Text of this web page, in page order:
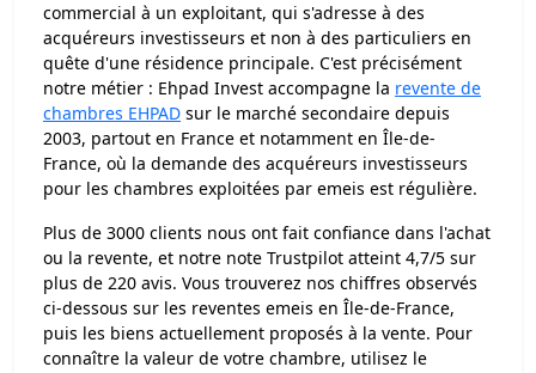
commercial à un exploitant, qui s'adresse à des
acquéreurs investisseurs et non à des particuliers en
quête d'une résidence principale. C'est précisément
notre métier : Ehpad Invest accompagne la revente de
chambres EHPAD sur le marché secondaire depuis
2003, partout en France et notamment en Île-de-
France, où la demande des acquéreurs investisseurs
pour les chambres exploitées par emeis est régulière.
Plus de 3000 clients nous ont fait confiance dans l'achat
ou la revente, et notre note Trustpilot atteint 4,7/5 sur
plus de 220 avis. Vous trouverez nos chiffres observés
ci-dessous sur les reventes emeis en Île-de-France,
puis les biens actuellement proposés à la vente. Pour
connaître la valeur de votre chambre, utilisez le